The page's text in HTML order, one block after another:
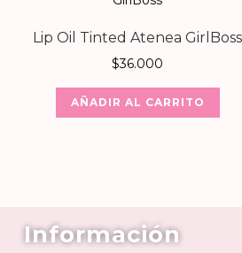
Lip Oil Tinted Atenea GirlBoss
$36.000
AÑADIR AL CARRITO
Información